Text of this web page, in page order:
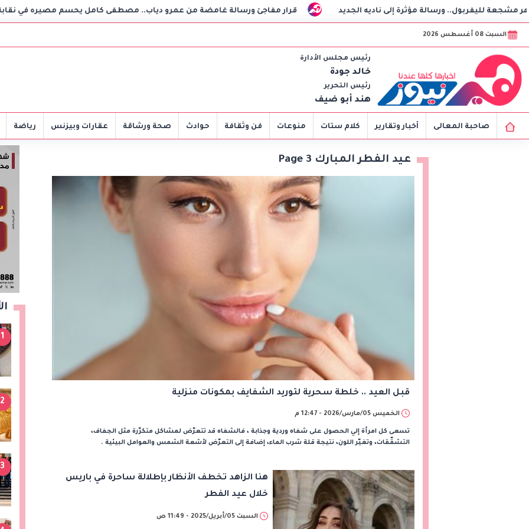
قرار مفاجئ ورسالة غامضة من عمرو دياب.. مصطفى كامل يحسم مصيره في نقابة الموسيقيين إلى ناديه الجديد
السبت 08 أغسطس 2026
رئيس مجلس الأدارة
خالد جودة
رئيس التحرير
هند أبو ضيف
صاحبة المعالى أخبار وتقارير كلام ستات منوعات فن وثقافة حوادث صحة ورشاقة عقارات وبيزنس رياضة
عيد الفطر المبارك Page 3
قبل العيد .. خلطة سحرية لتوريد الشفايف بمكونات منزلية
الخميس 05/مارس/2026 - 12:47 م
تسعى كل امرأة إلي الحصول على شفاه وردية وجذابة ، فالشفاه قد تتعرّض لمشاكل متكرّرة مثل الجفاف،
التشقّقات، وتغيّر اللون، نتيجة قلة شرب الماء، إضافة إلى التعرّض لأشعة الشمس والعوامل البيئية .
هنا الزاهد تخطف الأنظار بإطلالة ساحرة في باريس
خلال عيد الفطر
السبت 05/أبريل/2025 - 11:49 ص
1
2
3